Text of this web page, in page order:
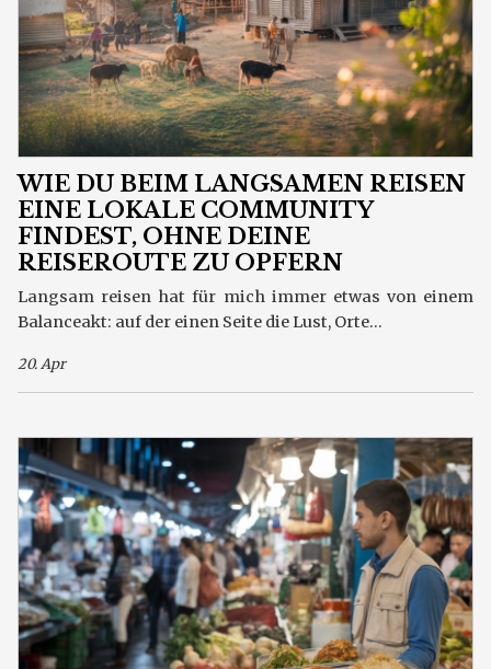
WIE DU BEIM LANGSAMEN REISEN
EINE LOKALE COMMUNITY
FINDEST, OHNE DEINE
REISEROUTE ZU OPFERN
Langsam reisen hat für mich immer etwas von einem
Balanceakt: auf der einen Seite die Lust, Orte...
20. Apr